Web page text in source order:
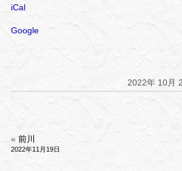
iCal
Google
2022年 10月
« 前川
2022年11月19日